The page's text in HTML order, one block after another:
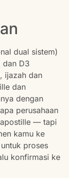
dual sistem)
dan D3
ijazah dan
dan
dengan
perusahaan
apostille — tapi
kamu ke
proses
konfirmasi ke